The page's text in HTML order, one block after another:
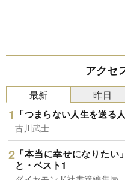
アクセ
最新
「つまらない人生を送る
古川武士
「本当に幸せになりた
と・ベスト1
昨日